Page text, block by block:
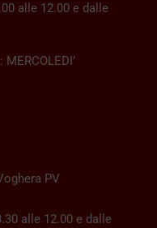
alle 12.00 e dalle
PV
alle 12.00 e dalle